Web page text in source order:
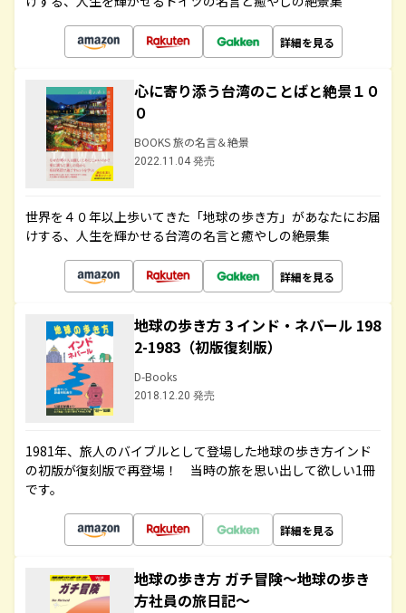
詳細を見る
心に寄り添う台湾のことばと絶景１０
０
BOOKS 旅の名言＆絶景
2022.11.04 発売
世界を４０年以上歩いてきた「地球の歩き方」があなたにお届
けする、人生を輝かせる台湾の名言と癒やしの絶景集
詳細を見る
地球の歩き方 3 インド・ネパール 198
2-1983（初版復刻版）
D-Books
2018.12.20 発売
1981年、旅人のバイブルとして登場した地球の歩き方インド
の初版が復刻版で再登場！ 当時の旅を思い出して欲しい1冊
です。
詳細を見る
地球の歩き方 ガチ冒険～地球の歩き
方社員の旅日記～